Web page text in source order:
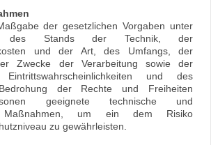
der gesetzlichen Vorgaben unter
des Stands der Technik, der
und der Art, des Umfangs, der
Zwecke der Verarbeitung sowie der
Eintrittswahrscheinlichkeiten und des
der Rechte und Freiheiten
geeignete technische und
Maßnahmen, um ein dem Risiko
zu gewährleisten.